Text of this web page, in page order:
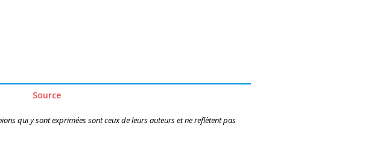
Source
qui y sont exprimées sont ceux de leurs auteurs et ne reflètent pas